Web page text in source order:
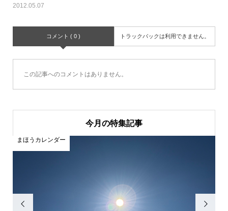
2012.05.07
コメント ( 0 ) トラックバックは利用できません。
この記事へのコメントはありません。
今月の特集記事

まほうカレンダー
